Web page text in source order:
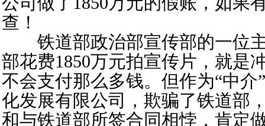
查！
铁道部政治部宣传部的一位
部花费1850万元拍宣传片，就是
不会支付那么多钱。但作为“中
化发展有限公司，欺骗了铁道部
和与铁道部所签合同相悖，肯定